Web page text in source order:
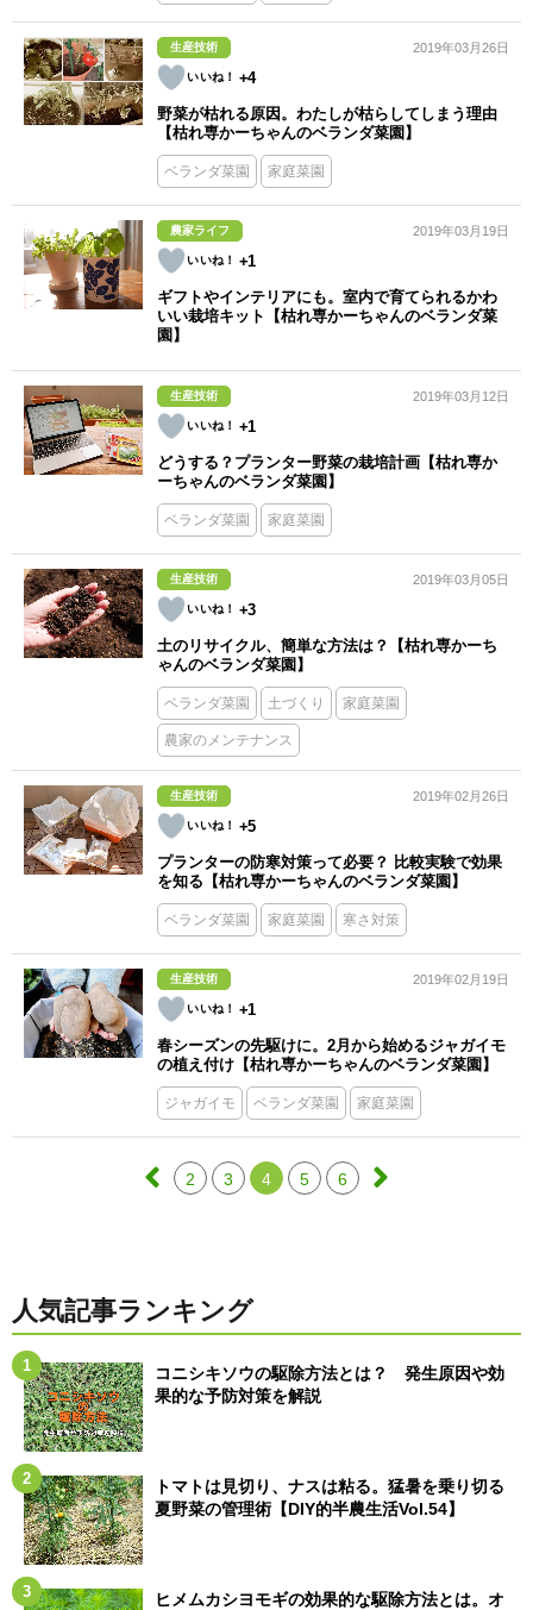
生産技術
+4
2019年03月26日
野菜が枯れる原因。わたしが枯らしてしまう理由
【枯れ専かーちゃんのベランダ菜園】
ベランダ菜園 家庭菜園
農家ライフ
+1
2019年03月19日
ギフトやインテリアにも。室内で育てられるかわ
いい栽培キット【枯れ専かーちゃんのベランダ菜
園】
生産技術
+1
2019年03月12日
どうする？プランター野菜の栽培計画【枯れ専か
ーちゃんのベランダ菜園】
ベランダ菜園 家庭菜園
生産技術
+3
2019年03月05日
土のリサイクル、簡単な方法は？【枯れ専かーち
ゃんのベランダ菜園】
ベランダ菜園 土づくり 家庭菜園
農家のメンテナンス
生産技術
+5
2019年02月26日
プランターの防寒対策って必要？ 比較実験で効果
を知る【枯れ専かーちゃんのベランダ菜園】
ベランダ菜園 家庭菜園 寒さ対策
生産技術
+1
2019年02月19日
春シーズンの先駆けに。2月から始めるジャガイモ
の植え付け【枯れ専かーちゃんのベランダ菜園】
ジャガイモ ベランダ菜園 家庭菜園
2 3 4 5 6
人気記事ランキング
コニシキソウの駆除方法とは？ 発生原因や効
果的な予防対策を解説
トマトは見切り、ナスは粘る。猛暑を乗り切る
夏野菜の管理術【DIY的半農生活Vol.54】
ヒメムカシヨモギの効果的な駆除方法とは。オ